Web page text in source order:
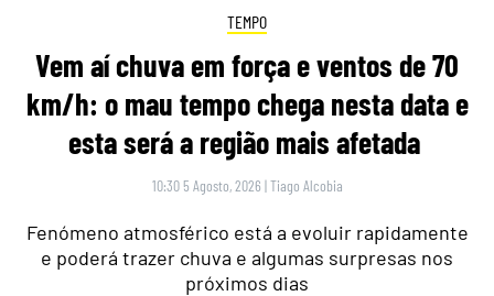
TEMPO
Vem aí chuva em força e ventos de 70
km/h: o mau tempo chega nesta data e
esta será a região mais afetada
10:30 5 Agosto, 2026 |Tiago Alcobia
Fenómeno atmosférico está a evoluir rapidamente
e poderá trazer chuva e algumas surpresas nos
próximos dias